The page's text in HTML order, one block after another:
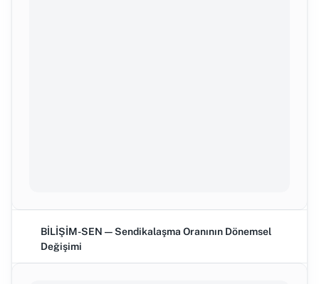
BİLİŞİM-SEN — Sendikalaşma Oranının Dönemsel
Değişimi